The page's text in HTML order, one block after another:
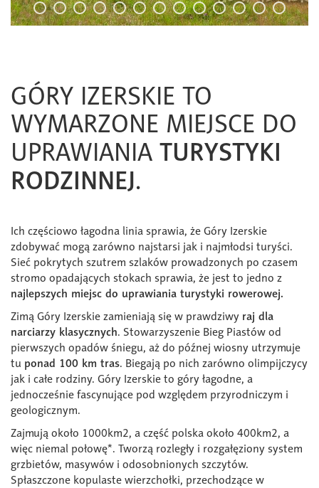
GÓRY IZERSKIE TO
WYMARZONE MIEJSCE DO
UPRAWIANIA TURYSTYKI
RODZINNEJ.
Ich częściowo łagodna linia sprawia, że Góry Izerskie
zdobywać mogą zarówno najstarsi jak i najmłodsi turyści.
Sieć pokrytych szutrem szlaków prowadzonych po czasem
stromo opadających stokach sprawia, że jest to jedno z
najlepszych miejsc do uprawiania turystyki rowerowej.
Zimą Góry Izerskie zamieniają się w prawdziwy raj dla
narciarzy klasycznych. Stowarzyszenie Bieg Piastów od
pierwszych opadów śniegu, aż do późnej wiosny utrzymuje
tu ponad 100 km tras. Biegają po nich zarówno olimpijczycy
jak i całe rodziny. Góry Izerskie to góry łagodne, a
jednocześnie fascynujące pod względem przyrodniczym i
geologicznym.
Zajmują około 1000km2, a część polska około 400km2, a
więc niemal połowę*. Tworzą rozległy i rozgałęziony system
grzbietów, masywów i odosobnionych szczytów.
Spłaszczone kopulaste wierzchołki, przechodzące w